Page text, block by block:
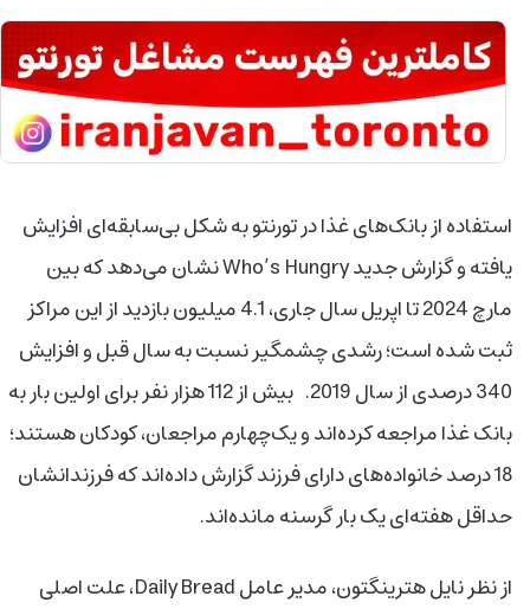
استفاده از بانک‌های غذا در تورنتو به شکل بی‌سابقه‌ای افزایش
یافته و گزارش جدید Who’s Hungry نشان می‌دهد که بین
مارچ 2024 تا اپریل سال جاری، 4.1 میلیون بازدید از این مراکز
ثبت شده است؛ رشدی چشمگیر نسبت به سال قبل و افزایش
340 درصدی از سال 2019. بیش از 112 هزار نفر برای اولین بار به
بانک غذا مراجعه کرده‌اند و یک‌چهارم مراجعان، کودکان هستند؛
18 درصد خانواده‌های دارای فرزند گزارش داده‌اند که فرزندانشان
حداقل هفته‌ای یک بار گرسنه مانده‌اند.
از نظر نایل هترینگتون، مدیر عامل Daily Bread، علت اصلی